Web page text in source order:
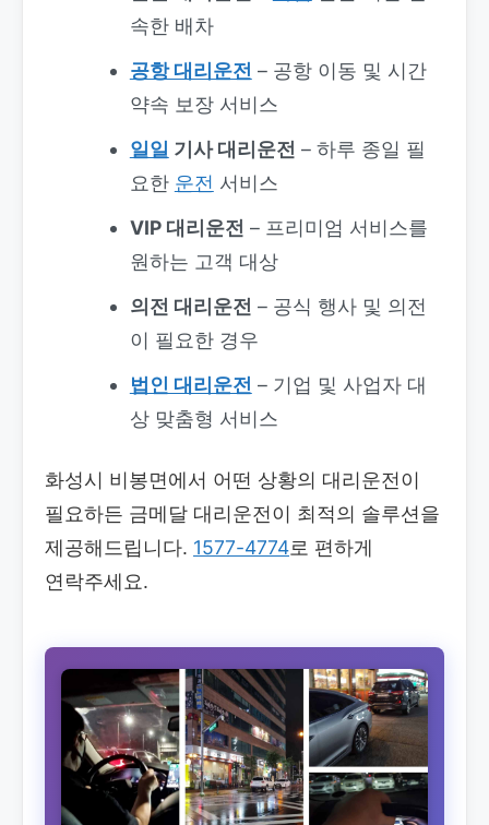
속한 배차
공항 대리운전 – 공항 이동 및 시간
약속 보장 서비스
일일 기사 대리운전 – 하루 종일 필
요한 운전 서비스
VIP 대리운전 – 프리미엄 서비스를
원하는 고객 대상
의전 대리운전 – 공식 행사 및 의전
이 필요한 경우
법인 대리운전 – 기업 및 사업자 대
상 맞춤형 서비스
화성시 비봉면에서 어떤 상황의 대리운전이
필요하든 금메달 대리운전이 최적의 솔루션을
제공해드립니다. 1577-4774로 편하게
연락주세요.